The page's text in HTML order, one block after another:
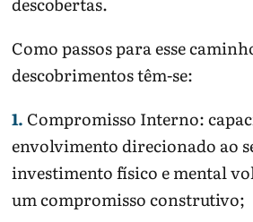
Como passos para esse
descobrimentos têm-se:
1. Compromisso Interno:
envolvimento direcionado ao
investimento físico e mental
um compromisso construtivo;